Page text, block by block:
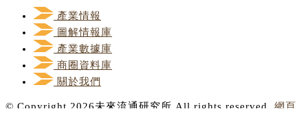
產業情報
圖解情報庫
產業數據庫
商圈資料庫
關於我們
© Copyright 2026未來流通研究所 All rights reserved. 網頁